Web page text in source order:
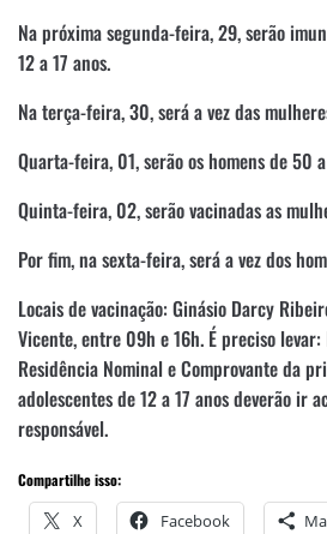
Na próxima segunda-feira, 29, serão
12 a 17 anos.
Na terça-feira, 30, será a vez das
Quarta-feira, 01, serão os homens de 50
Quinta-feira, 02, serão vacinadas as
Por fim, na sexta-feira, será a vez dos
Locais de vacinação: Ginásio Darcy
Vicente, entre 09h e 16h. É preciso levar:
Residência Nominal e Comprovante da
adolescentes de 12 a 17 anos deverão ir
responsável.
Compartilhe isso:
X Facebook